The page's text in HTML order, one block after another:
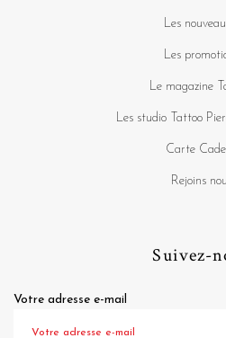
Les
Les
Le magazine
Les studio Tattoo
Carte
Rejoins
Suivez-
Votre adresse e-mail